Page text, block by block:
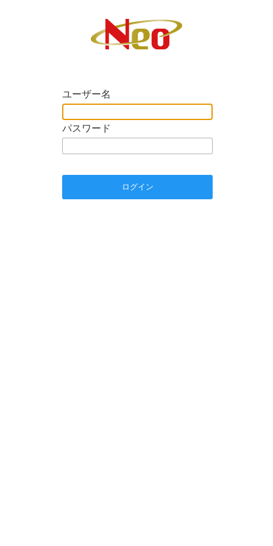
ユーザー名
パスワード